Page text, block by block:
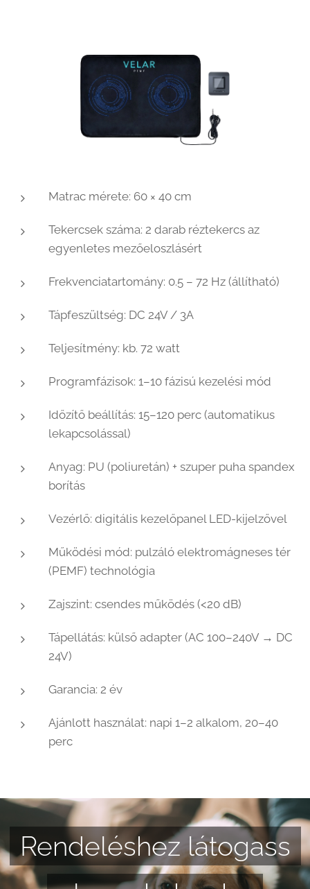
Matrac mérete: 60 × 40 cm
Tekercsek száma: 2 darab réztekercs az
egyenletes mezőeloszlásért
Frekvenciatartomány: 0.5 – 72 Hz (állítható)
Tápfeszültség: DC 24V / 3A
Teljesítmény: kb. 72 watt
Programfázisok: 1–10 fázisú kezelési mód
Időzítő beállítás: 15–120 perc (automatikus
lekapcsolással)
Anyag: PU (poliuretán) + szuper puha spandex
borítás
Vezérlő: digitális kezelőpanel LED-kijelzővel
Működési mód: pulzáló elektromágneses tér
(PEMF) technológia
Zajszint: csendes működés (<20 dB)
Tápellátás: külső adapter (AC 100–240V → DC
24V)
Garancia: 2 év
Ajánlott használat: napi 1–2 alkalom, 20–40
perc
Rendeléshez látogass